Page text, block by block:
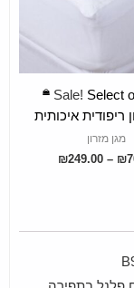
Sale! Select
ריפודית איכותית
מגן מזרון
₪
–
₪249.00
SELECT